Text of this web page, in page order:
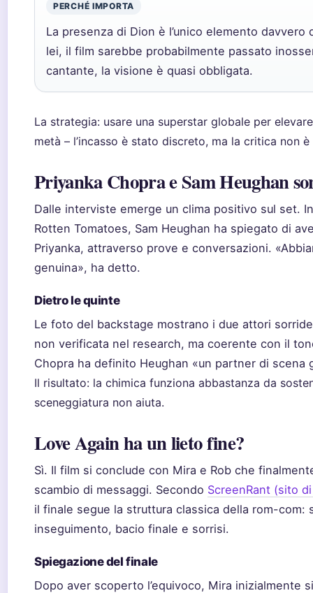
PERCHÉ IMPORTA
La presenza di Dion è l’unico elemento
lei, il film sarebbe probabilmente passato
cantante, la visione è quasi obbligata.
La strategia: usare una superstar globale per
metà – l’incasso è stato discreto, ma la critica non
Priyanka Chopra e Sam Heughan
Dalle interviste emerge un clima positivo sul set.
Rotten Tomatoes, Sam Heughan ha spiegato di
Priyanka, attraverso prove e conversazioni.
genuina», ha detto.
Dietro le quinte
Le foto del backstage mostrano i due attori
non verificata nel research, ma coerente con il
Chopra ha definito Heughan «un partner di scena
Il risultato: la chimica funziona abbastanza da
sceneggiatura non aiuta.
Love Again ha un lieto fine?
Sì. Il film si conclude con Mira e Rob che
scambio di messaggi. Secondo ScreenRant (sito
il finale segue la struttura classica della rom-com:
inseguimento, bacio finale e sorrisi.
Spiegazione del finale
Dopo aver scoperto l’equivoco, Mira inizialmente